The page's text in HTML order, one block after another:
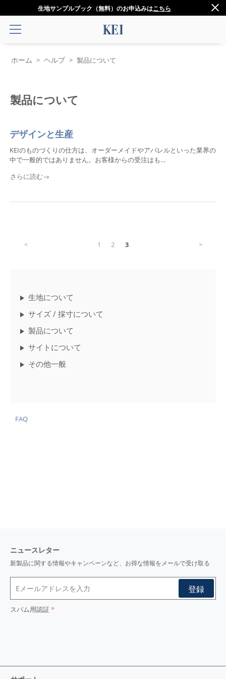
生地サンプルブック（無料）のお申込みはこちら
ホーム > ヘルプ > 製品について
製品について
​デザインと生産
KEIのものづくりの仕方は、オーダーメイドやアパレルといった業界の
中で一般的ではありません。お客様からの受注はも…
さらに読む→
< 1 2 3 >
生地について
サイズ / 採寸について
製品について
サイトについて
その他一般
FAQ
ニュースレター
新製品に関する情報やキャンペーンなど、お得な情報をメールで受け取る
スパム用認証